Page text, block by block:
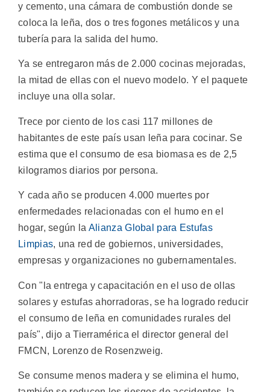
y cemento, una cámara de combustión donde se
coloca la leña, dos o tres fogones metálicos y una
tubería para la salida del humo.
Ya se entregaron más de 2.000 cocinas mejoradas,
la mitad de ellas con el nuevo modelo. Y el paquete
incluye una olla solar.
Trece por ciento de los casi 117 millones de
habitantes de este país usan leña para cocinar. Se
estima que el consumo de esa biomasa es de 2,5
kilogramos diarios por persona.
Y cada año se producen 4.000 muertes por
enfermedades relacionadas con el humo en el
hogar, según la Alianza Global para Estufas
Limpias, una red de gobiernos, universidades,
empresas y organizaciones no gubernamentales.
Con "la entrega y capacitación en el uso de ollas
solares y estufas ahorradoras, se ha logrado reducir
el consumo de leña en comunidades rurales del
país", dijo a Tierramérica el director general del
FMCN, Lorenzo de Rosenzweig.
Se consume menos madera y se elimina el humo,